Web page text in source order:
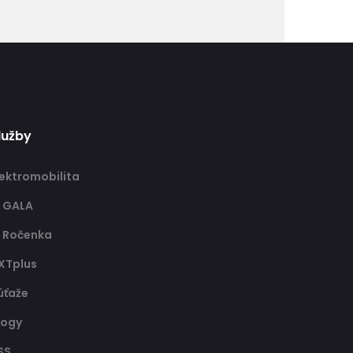
GALA
Ročenka